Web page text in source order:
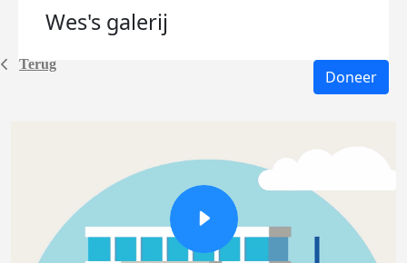
Terug
Wes's galerij
Doneer